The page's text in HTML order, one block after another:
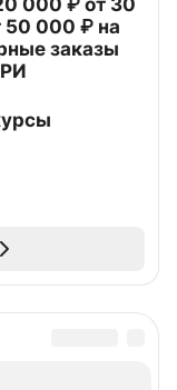
000 ₽ от 30
50 000 ₽ на
заказы